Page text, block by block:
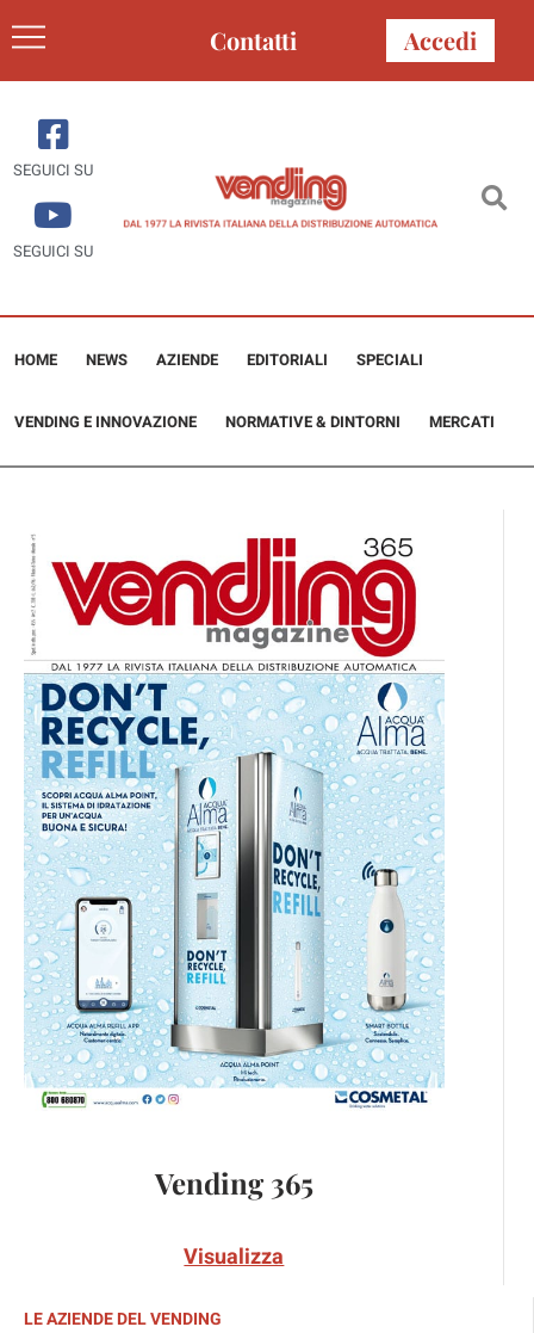
Contatti Accedi
SEGUICI SU
SEGUICI SU
HOME NEWS AZIENDE EDITORIALI SPECIALI
VENDING E INNOVAZIONE NORMATIVE & DINTORNI MERCATI
Vending 365
Visualizza
LE AZIENDE DEL VENDING